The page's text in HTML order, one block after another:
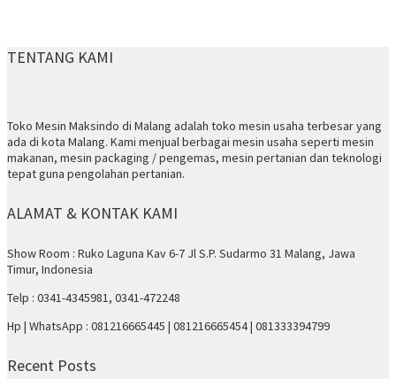
TENTANG KAMI
Toko Mesin Maksindo di Malang adalah toko mesin usaha terbesar yang
ada di kota Malang. Kami menjual berbagai mesin usaha seperti mesin
makanan, mesin packaging / pengemas, mesin pertanian dan teknologi
tepat guna pengolahan pertanian.
ALAMAT & KONTAK KAMI
Show Room : Ruko Laguna Kav 6-7 Jl S.P. Sudarmo 31 Malang, Jawa
Timur, Indonesia
Telp : 0341-4345981, 0341-472248
Hp | WhatsApp : 081216665445 | 081216665454 | 081333394799
Recent Posts